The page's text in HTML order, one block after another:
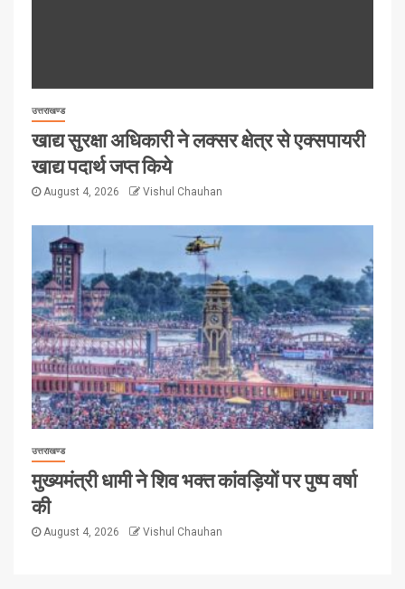
उत्तराखण्ड
खाद्य सुरक्षा अधिकारी ने लक्सर क्षेत्र से एक्सपायरी
खाद्य पदार्थ जप्त किये
August 4, 2026 Vishul Chauhan
उत्तराखण्ड
मुख्यमंत्री धामी ने शिव भक्त कांवड़ियों पर पुष्प वर्षा
की
August 4, 2026 Vishul Chauhan